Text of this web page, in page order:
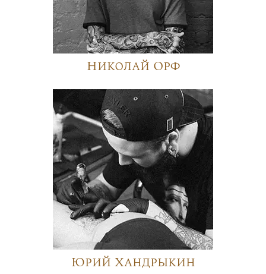
Николай Орф
Юрий Хандрыкин